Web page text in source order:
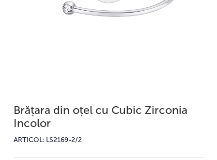
Brățara din oțel cu Cubic Zirconia
Incolor
ARTICOL: LS2169-2/2